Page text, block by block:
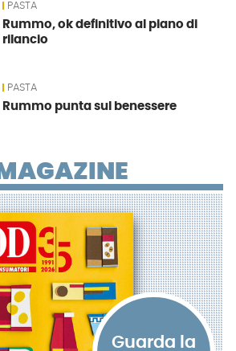
PASTA
Rummo, ok definitivo al piano di
rilancio
PASTA
Rummo punta sul benessere
MAGAZINE